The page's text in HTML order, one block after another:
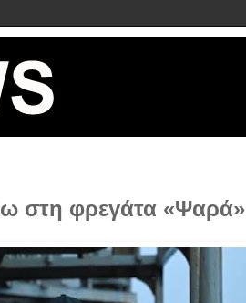
στη φρεγάτα